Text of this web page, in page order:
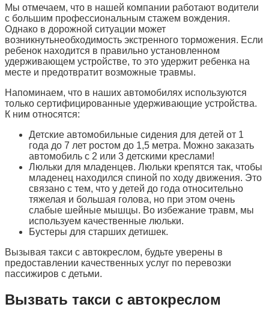
Мы отмечаем, что в нашей компании работают водители
с большим профессиональным стажем вождения.
Однако в дорожной ситуации может
возникнутьнеобходимость экстренного торможения. Если
ребенок находится в правильно установленном
удерживающем устройстве, то это удержит ребенка на
месте и предотвратит возможные травмы.
Напоминаем, что в наших автомобилях используются
только сертифицированные удерживающие устройства.
К ним относятся:
Детские автомобильные сидения для детей от 1
года до 7 лет ростом до 1,5 метра. Можно заказать
автомобиль с 2 или 3 детскими креслами!
Люльки для младенцев. Люльки крепятся так, чтобы
младенец находился спиной по ходу движения. Это
связано с тем, что у детей до года относительно
тяжелая и большая голова, но при этом очень
слабые шейные мышцы. Во избежание травм, мы
используем качественные люльки.
Бустеры для старших детишек.
Вызывая такси с автокреслом, будьте уверены в
предоставлении качественных услуг по перевозки
пассижиров с детьми.
Вызвать такси с автокреслом